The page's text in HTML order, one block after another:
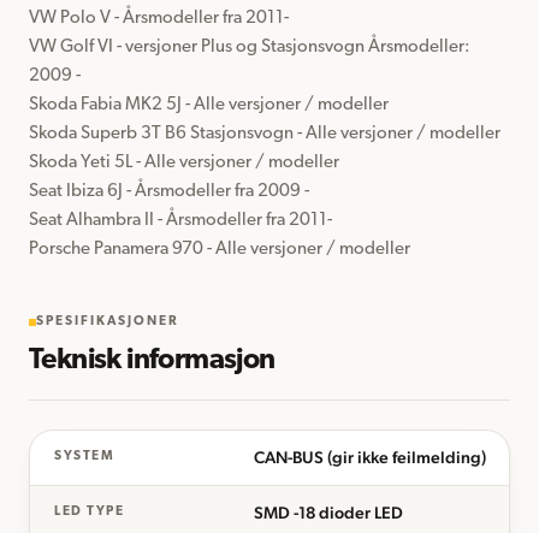
VW Polo V - Årsmodeller fra 2011-
VW Golf VI - versjoner Plus og Stasjonsvogn Årsmodeller:
2009 -
Skoda Fabia MK2 5J - Alle versjoner / modeller
Skoda Superb 3T B6 Stasjonsvogn - Alle versjoner / modeller
Skoda Yeti 5L - Alle versjoner / modeller
Seat Ibiza 6J - Årsmodeller fra 2009 -
Seat Alhambra II - Årsmodeller fra 2011-
Porsche Panamera 970 - Alle versjoner / modeller
SPESIFIKASJONER
Teknisk informasjon
SYSTEM CAN-BUS (gir ikke feilmelding)
LED TYPE SMD -18 dioder LED